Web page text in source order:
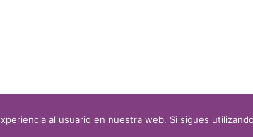
al usuario en nuestra web. Si sigues